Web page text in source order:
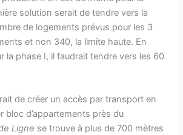
solution serait de tendre vers la
de logements prévus pour les 3
et non 340, la limite haute. En
la phase I, il faudrait tendre vers les 60
de créer un accès par transport en
bloc d’appartements près du
Ligne se trouve à plus de 700 mètres